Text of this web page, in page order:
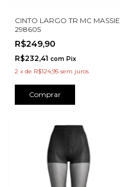
CINTO LARGO TR MC MASSIE
298605
R$249,90
R$232,41 com Pix
2 x de R$124,95 sem juros
Comprar